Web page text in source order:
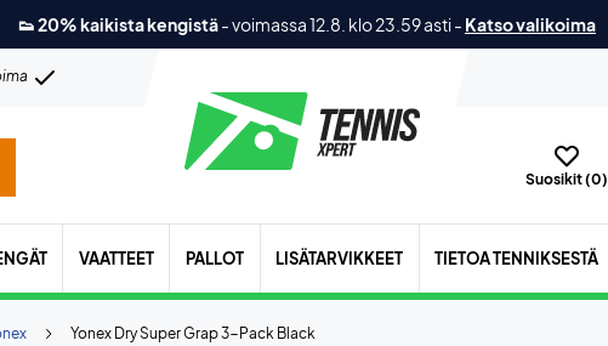
👟 20% kaikista kengistä-voimassa 12.8. klo 23.59 asti- Katso valikoima
Suosikit (0)
VAATTEET PALLOT LISÄTARVIKKEET TIETOA TENNIKSESTÄ
Yonex Dry Super Grap 3-Pack Black